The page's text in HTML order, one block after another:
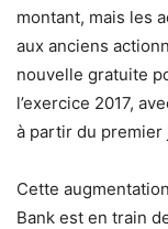
montant, mais les
aux anciens
nouvelle gratuite
l’exercice 2017,
à partir du premier
Cette
Bank est en train